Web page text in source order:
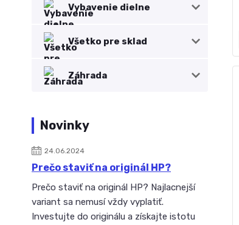
Vybavenie dielne
Všetko pre sklad
Záhrada
Novinky
24.06.2024
Prečo staviť na originál HP?
Prečo staviť na originál HP? Najlacnejší
variant sa nemusí vždy vyplatiť.
Investujte do originálu a získajte istotu